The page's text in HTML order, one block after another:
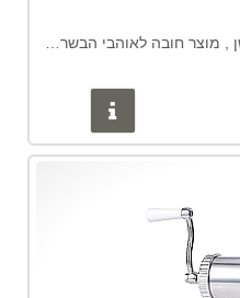
380 גרם מלח גבישי בטעם מעושן , מוצר חובה לאוהבי הבשר מוסיף טעם מיוחד ומקפיץ את הבשר לרמה אחרת מגיע במטחנה לשמירה על איכות המלח והטעם מחיר : 7.63 שקלים לכל 100 גרם